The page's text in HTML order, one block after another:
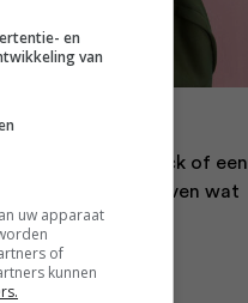
wel van een snack of een
een reis of even wat
en
van
uw apparaat
of
kunnen